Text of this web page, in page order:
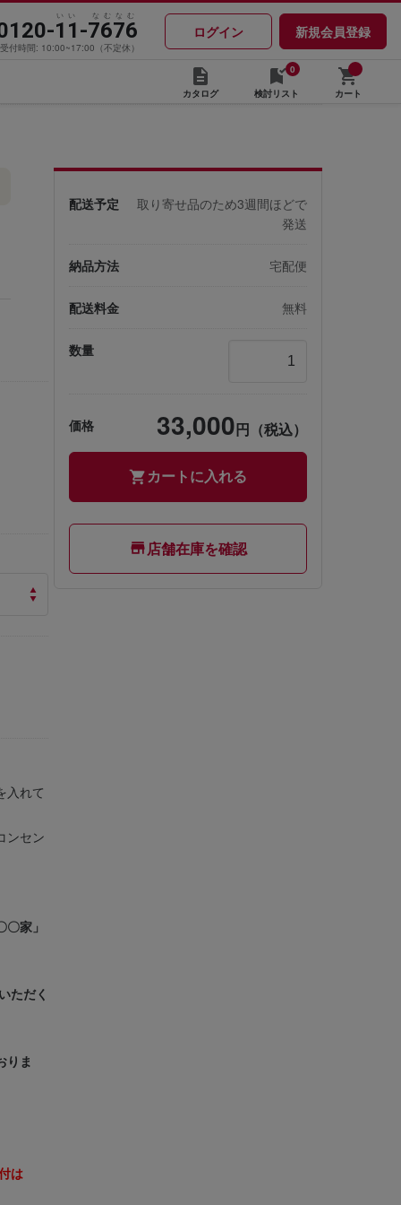
いい なむなむ
11-7676
受付時間: 10:00~17:00（不定休）
ログイン 新規会員登録
カタログ
0
検討リスト
カート
入れて
ンセン
家」
ただく
りま
は
配送予定
取り寄せ品のため3週間ほどで
発送
納品方法 宅配便
配送料金 無料
数量
価格 33,000円（税込）
カートに入れる
店舗在庫を確認